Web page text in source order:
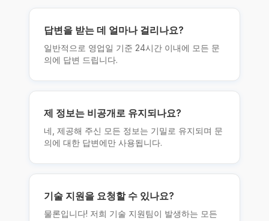
답변을 받는 데 얼마나 걸리나요?
일반적으로 영업일 기준 24시간 이내에 모든 문
의에 답변 드립니다.
제 정보는 비공개로 유지되나요?
네, 제공해 주신 모든 정보는 기밀로 유지되며 문
의에 대한 답변에만 사용됩니다.
기술 지원을 요청할 수 있나요?
물론입니다! 저희 기술 지원팀이 발생하는 모든